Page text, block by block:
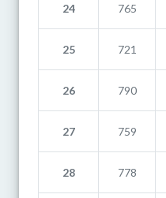
24 765
25 721
26 790
27 759
28 778